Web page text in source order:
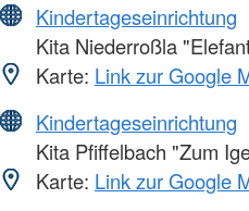
Kindertageseinrichtung
Kita Niederroßla
Karte: Link zur Google
Kindertageseinrichtung
Kita Pfiffelbach "Zum
Karte: Link zur Google